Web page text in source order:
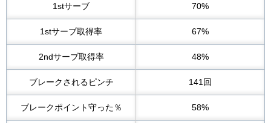
1stサーブ 70%
1stサーブ取得率 67%
2ndサーブ取得率 48%
ブレークされるピンチ 141回
ブレークポイント守った％ 58%